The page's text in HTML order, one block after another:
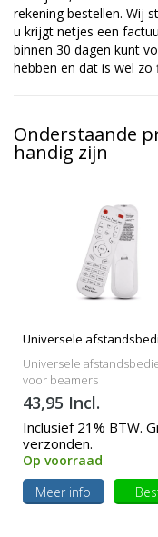
rekening bestellen. Wij
u krijgt netjes een
binnen 30 dagen kunt
hebben en dat is wel zo
Onderstaande
handig zijn
Universele
Universele
voor beamers
43,95 Incl.
Inclusief 21% BTW.
verzonden.
Op voorraad
Meer info